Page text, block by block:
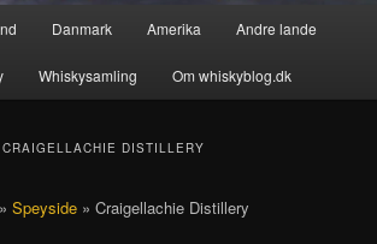
Danmark Amerika Andre lande
Whiskysamling Om whiskyblog.dk
CRAIGELLACHIE DISTILLERY
»Speyside »Craigellachie Distillery